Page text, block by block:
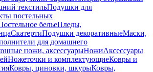
текстильПодушки для
постельных
бельеПледы,
СкатертиПодушки декоративныеМаски,
для домашнего
ножи, аксессуарыНожиАксессуары
Ножеточки и комплектующиеКовры и
Ковры, циновки, шкурыКовры,